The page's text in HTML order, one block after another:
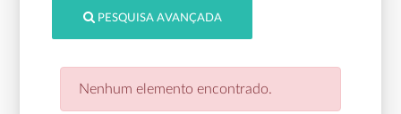
PESQUISA AVANÇADA
Nenhum elemento encontrado.